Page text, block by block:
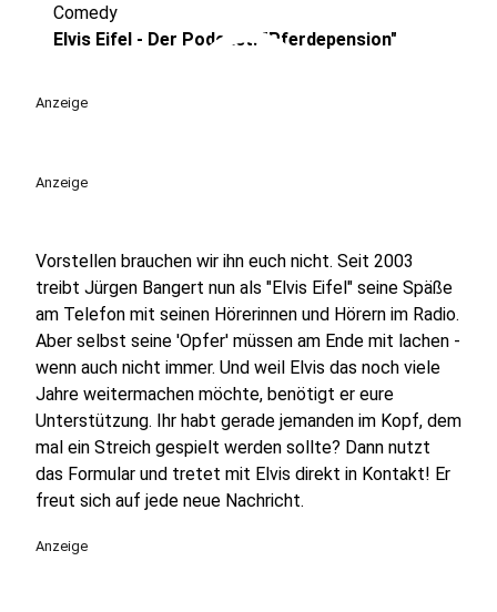
play_circle
Comedy
Elvis Eifel - Der Podcast: "Pferdepension"
Anzeige
Anzeige
Vorstellen brauchen wir ihn euch nicht. Seit 2003
treibt Jürgen Bangert nun als "Elvis Eifel" seine Späße
am Telefon mit seinen Hörerinnen und Hörern im Radio.
Aber selbst seine 'Opfer' müssen am Ende mit lachen -
wenn auch nicht immer. Und weil Elvis das noch viele
Jahre weitermachen möchte, benötigt er eure
Unterstützung. Ihr habt gerade jemanden im Kopf, dem
mal ein Streich gespielt werden sollte? Dann nutzt
das Formular und tretet mit Elvis direkt in Kontakt! Er
freut sich auf jede neue Nachricht.
Anzeige